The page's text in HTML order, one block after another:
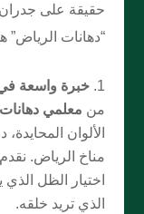
حقيقة على
“دهانات الرياض”
خبرة واسعة في
من معلمي
الألوان
مناخ الرياض.
اختيار الظل
الذي تريد خلقه.